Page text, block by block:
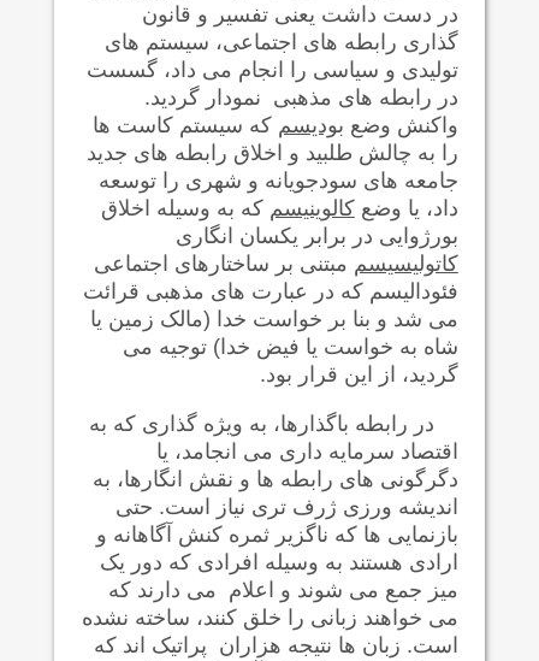
در دست داشت يعنی تفسير و قانون
گذاری رابطه های اجتماعی، سیستم های
تولیدی و سیاسی را انجام می داد، گسست
در رابطه های مذهبی نمودار گردید.
واکنش وضع بوديسم که سیستم کاست ها
را به چالش طلبید و اخلاق رابطه های جدید
جامعه های سودجویانه و شهری را توسعه
داد، يا وضعکالوينيسم که به وسيله اخلاق
بورژوایی در برابر يکسان انگاری
کاتوليسيسم مبتنی بر ساختارهای اجتماعی
فئوداليسم که در عبارت های مذهبی قرائت
می شد و بنا بر خواست خدا (مالک زمين يا
شاه به خواست يا فيض خدا) توجيه می
گرديد، از اين قرار بود.
در رابطه باگذارها، به ويژه گذاری که به
اقتصاد سرمايه داری می انجامد، يا
دگرگونی های رابطه ها و نقش انگارها، به
انديشه ورزی ژرف تری نياز است. حتی
بازنمايی ها که ناگزير ثمره کنش آگاهانه و
ارادی هستند به وسيله افرادی که دور يک
ميز جمع می شوند و اعلام می دارند که
می خواهند زبانی را خلق کنند، ساخته نشده
است. زبان ها نتيجه هزاران پراتيک اند که